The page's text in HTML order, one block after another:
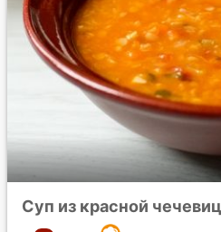
Суп из красной